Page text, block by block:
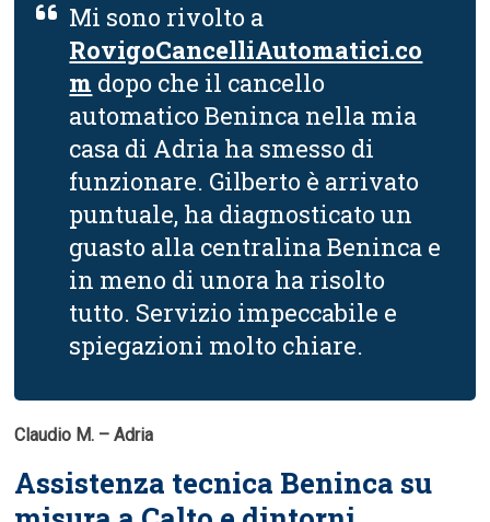
Mi sono rivolto a
RovigoCancelliAutomatici.co
m dopo che il cancello
automatico Beninca nella mia
casa di Adria ha smesso di
funzionare. Gilberto è arrivato
puntuale, ha diagnosticato un
guasto alla centralina Beninca e
in meno di unora ha risolto
tutto. Servizio impeccabile e
spiegazioni molto chiare.
Claudio M. – Adria
Assistenza tecnica Beninca su